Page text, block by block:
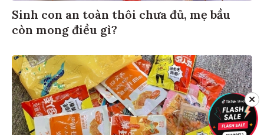
Sinh con an toàn thôi chưa đủ, mẹ bầu
còn mong điều gì?
✕